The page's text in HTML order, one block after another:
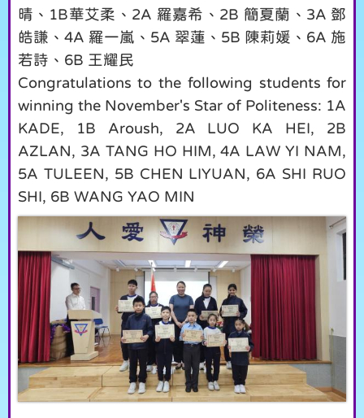
晴、1B華艾柔、2A 羅嘉希、2B 簡夏蘭、3A 鄧
皓謙、4A 羅一嵐、5A 翠蓮、5B 陳莉媛、6A 施
若詩、6B 王耀民
Congratulations to the following students for
winning the November's Star of Politeness: 1A
KADE, 1B Aroush, 2A LUO KA HEI, 2B
AZLAN, 3A TANG HO HIM, 4A LAW YI NAM,
5A TULEEN, 5B CHEN LIYUAN, 6A SHI RUO
SHI, 6B WANG YAO MIN